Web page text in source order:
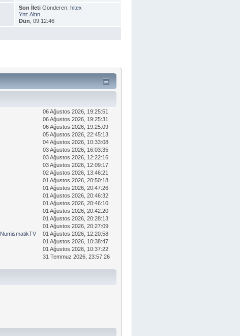
Son İleti Gönderen:hitex
Ynt: Altın
Dün , 09:12:46
06 Ağustos 2026, 19:25:51
06 Ağustos 2026, 19:25:31
06 Ağustos 2026, 19:25:09
05 Ağustos 2026, 22:45:13
04 Ağustos 2026, 10:33:08
03 Ağustos 2026, 16:03:35
03 Ağustos 2026, 12:22:16
03 Ağustos 2026, 12:09:17
02 Ağustos 2026, 13:46:21
01 Ağustos 2026, 20:50:18
01 Ağustos 2026, 20:47:26
01 Ağustos 2026, 20:46:32
01 Ağustos 2026, 20:46:10
01 Ağustos 2026, 20:42:20
01 Ağustos 2026, 20:28:13
01 Ağustos 2026, 20:27:09
NumismatikTV
01 Ağustos 2026, 12:20:58
01 Ağustos 2026, 10:38:47
01 Ağustos 2026, 10:37:22
31 Temmuz 2026, 23:57:26